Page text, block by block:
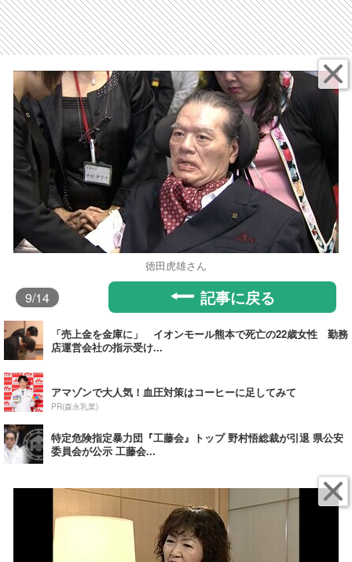
徳田虎雄さん
9/14 記事に戻る
「売上金を金庫に」 イオンモール熊本で死亡の22歳女性 勤務
店運営会社の指示受け...
アマゾンで大人気！血圧対策はコーヒーに足してみて
PR(森永乳業)
特定危険指定暴力団『工藤会』トップ 野村悟総裁が引退 県公安
委員会が公示 工藤会...